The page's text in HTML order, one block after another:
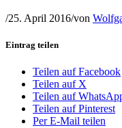
/25. April 2016/von
Eintrag teilen
Teilen auf Facebook
Teilen auf X
Teilen auf
Teilen auf Pinterest
Per E-Mail teilen